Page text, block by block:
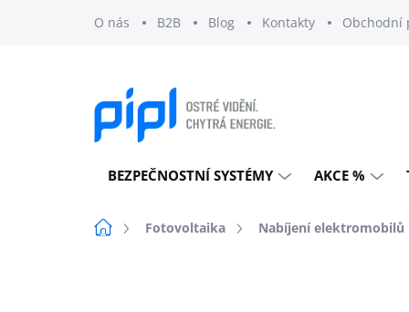
O nás B2B Blog Kontakty Obchodní
BEZPEČNOSTNÍ SYSTÉMY AKCE %
DomůFotovoltaika Nabíjení elektromobilů